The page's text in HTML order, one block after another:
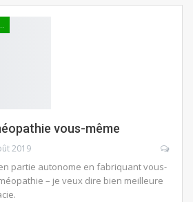
vous-même
2019
partie autonome en fabriquant vous-
– je veux dire bien meilleure